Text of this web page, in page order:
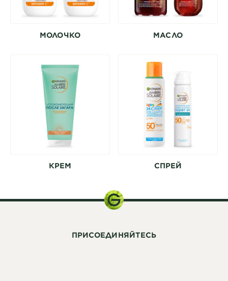
МОЛОЧКО МАСЛО
КРЕМ СПРЕЙ
ПРИСОЕДИНЯЙТЕСЬ